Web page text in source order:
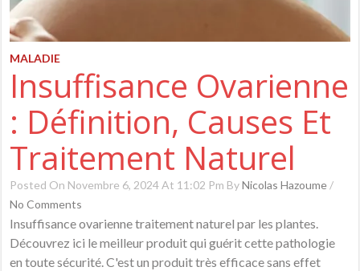
MALADIE
Insuffisance Ovarienne
: Définition, Causes Et
Traitement Naturel
Posted On Novembre 6, 2024 At 11:02 Pm ByNicolas Hazoume/
No Comments
Insuffisance ovarienne traitement naturel par les plantes.
Découvrez ici le meilleur produit qui guérit cette pathologie
en toute sécurité. C'est un produit très efficace sans effet